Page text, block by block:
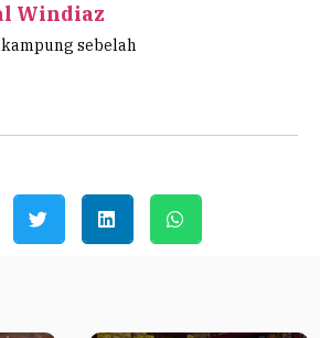
Windiaz
sebelah